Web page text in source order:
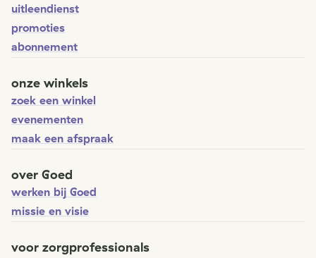
uitleendienst
promoties
abonnement
onze winkels
zoek een winkel
evenementen
maak een afspraak
over Goed
werken bij Goed
missie en visie
voor zorgprofessionals